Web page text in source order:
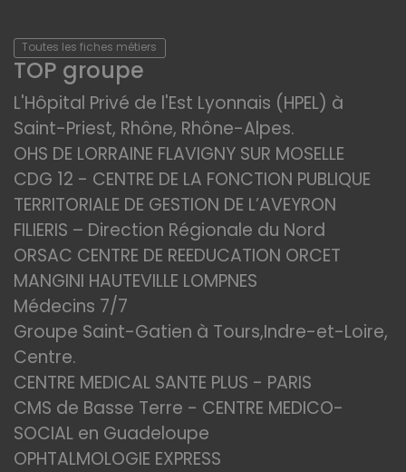
Toutes les fiches métiers
TOP groupe
L'Hôpital Privé de l'Est Lyonnais (HPEL) à
Saint-Priest, Rhône, Rhône-Alpes.
OHS DE LORRAINE FLAVIGNY SUR MOSELLE
CDG 12 - CENTRE DE LA FONCTION PUBLIQUE
TERRITORIALE DE GESTION DE L’AVEYRON
FILIERIS – Direction Régionale du Nord
ORSAC CENTRE DE REEDUCATION ORCET
MANGINI HAUTEVILLE LOMPNES
Médecins 7/7
Groupe Saint-Gatien à Tours,Indre-et-Loire,
Centre.
CENTRE MEDICAL SANTE PLUS - PARIS
CMS de Basse Terre - CENTRE MEDICO-
SOCIAL en Guadeloupe
OPHTALMOLOGIE EXPRESS